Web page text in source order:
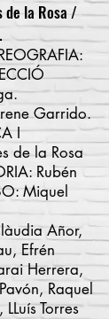
de la Rosa /
Garrido.
I
de la Rosa
Rubén
Miquel
Añor,
Efrén
Herrera,
Raquel
Torres